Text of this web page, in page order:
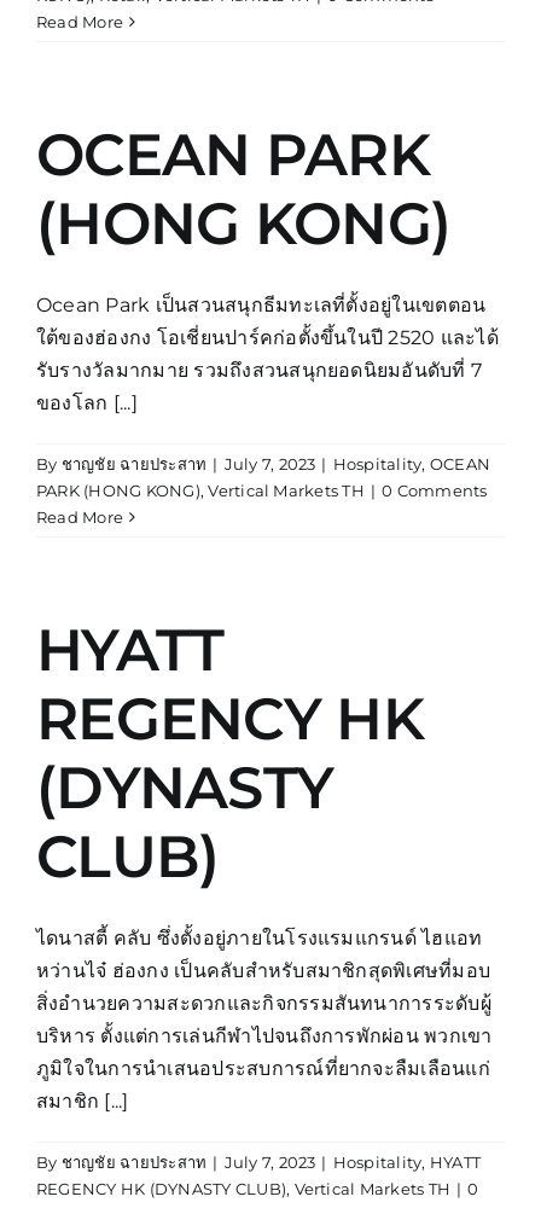
Read More
OCEAN PARK
(HONG KONG)
Ocean Park เป็นสวนสนุกธีมทะเลที่ตั้งอยู่ในเขตตอน
ใต้ของฮ่องกง โอเชี่ยนปาร์คก่อตั้งขึ้นในปี 2520 และได้
รับรางวัลมากมาย รวมถึงสวนสนุกยอดนิยมอันดับที่ 7
ของโลก [...]
By ชาญชัย ฉายประสาท | July 7, 2023 | Hospitality, OCEAN
PARK (HONG KONG),Vertical Markets TH | 0 Comments
Read More
HYATT
REGENCY HK
(DYNASTY
CLUB)
ไดนาสตี้ คลับ ซึ่งตั้งอยู่ภายในโรงแรมแกรนด์ ไฮแอท
หว่านไจ๋ ฮ่องกง เป็นคลับสำหรับสมาชิกสุดพิเศษที่มอบ
สิ่งอำนวยความสะดวกและกิจกรรมสันทนาการระดับผู้
บริหาร ตั้งแต่การเล่นกีฬาไปจนถึงการพักผ่อน พวกเขา
ภูมิใจในการนำเสนอประสบการณ์ที่ยากจะลืมเลือนแก่
สมาชิก [...]
By ชาญชัย ฉายประสาท | July 7, 2023 | Hospitality, HYATT
REGENCY HK (DYNASTY CLUB), Vertical Markets TH | 0